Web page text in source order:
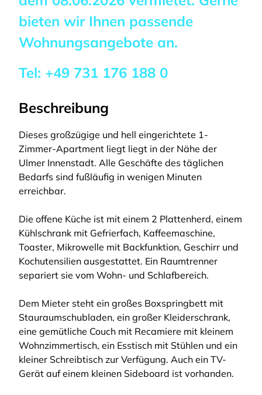
bieten wir Ihnen passende
Wohnungsangebote an.
Tel: +49 731 176 188 0
Beschreibung
Dieses großzügige und hell eingerichtete 1-
Zimmer-Apartment liegt liegt in der Nähe der
Ulmer Innenstadt. Alle Geschäfte des täglichen
Bedarfs sind fußläufig in wenigen Minuten
erreichbar.
Die offene Küche ist mit einem 2 Plattenherd, einem
Kühlschrank mit Gefrierfach, Kaffeemaschine,
Toaster, Mikrowelle mit Backfunktion, Geschirr und
Kochutensilien ausgestattet. Ein Raumtrenner
separiert sie vom Wohn- und Schlafbereich.
Dem Mieter steht ein großes Boxspringbett mit
Stauraumschubladen, ein großer Kleiderschrank,
eine gemütliche Couch mit Recamiere mit kleinem
Wohnzimmertisch, ein Esstisch mit Stühlen und ein
kleiner Schreibtisch zur Verfügung. Auch ein TV-
Gerät auf einem kleinen Sideboard ist vorhanden.